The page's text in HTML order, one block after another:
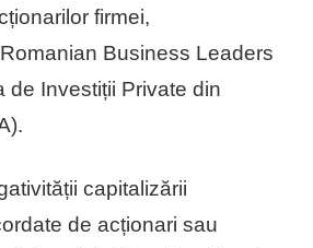
firmei,
Business Leaders
de Investiții Private din
capitalizării
de acționari sau